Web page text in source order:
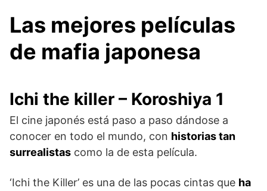
Las mejores películas
de mafia japonesa
Ichi the killer – Koroshiya 1
El cine japonés está paso a paso dándose a
conocer en todo el mundo, con historias tan
surrealistas como la de esta película.
‘Ichi the Killer’ es una de las pocas cintas que ha